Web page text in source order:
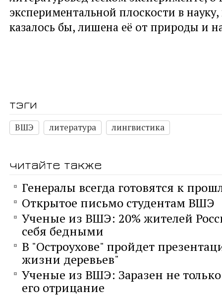
экспериментальной плоскости в науку,
казалось бы, лишена её от природы и
тэги
ВШЭ литература лингвистика
читайте также
Генералы всегда готовятся к
Открытое письмо студентам ВШЭ
Ученые из ВШЭ: 20% жителей
себя бедными
В "Остроухове" пройдет
жизни деревьев"
Ученые из ВШЭ: Заразен не
его отрицание